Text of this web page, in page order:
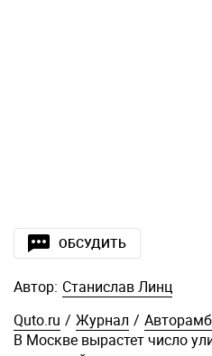
ОБСУДИТЬ
Автор: Станислав Линц
Quto.ru / Журнал /
В Москве вырастет число